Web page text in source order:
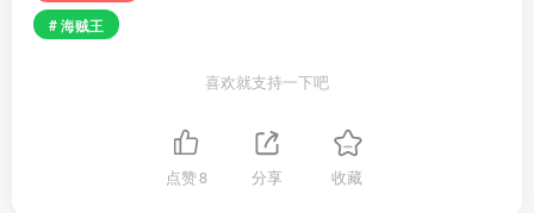
# 海贼王
喜欢就支持一下吧
点赞8 分享 收藏